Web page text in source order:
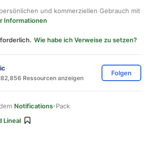
und kommerziellen Gebrauch mit
Informationen
Wie habe ich Verweise zu setzen?
Ressourcen anzeigen
Folgen
Notifications-Pack
Lineal